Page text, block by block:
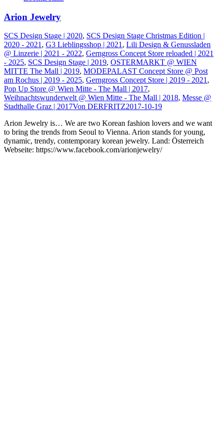
Arion Jewelry
SCS Design Stage | 2020, SCS Design Stage Christmas Edition |
2020 - 2021 , G3 Lieblingsshop | 2021 , Lili Design & Genussladen
@ Linzerie | 2021 - 2022, Gerngross Concept Store reloaded | 2021
- 2025, SCS Design Stage | 2019, OSTERMARKT @ WIEN
MITTE The Mall | 2019, MODEPALAST Concept Store @ Post
am Rochus | 2019 - 2025, Gerngross Concept Store | 2019 - 2021 ,
Pop Up Store @ Wien Mitte - The Mall | 2017,
Weihnachtswunderwelt @ Wien Mitte - The Mall | 2018, Messe @
Stadthalle Graz | 2017Von DERFRITZ2017-10-19
Arion Jewelry is… We are two Korean fashion lovers and we want
to bring the trends from Seoul to Vienna. Arion stands for young,
dynamic, trendy, contemporary korean jewelry. Land: Österreich
Webseite: https://www.facebook.com/arionjewelry/